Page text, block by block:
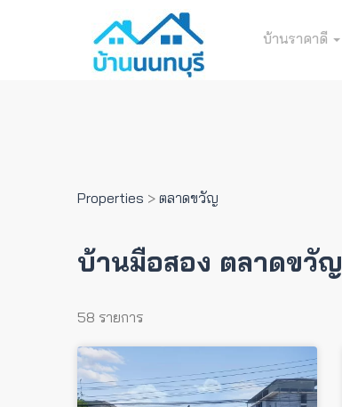
บ้านราคาดี
Properties > ตลาดขวัญ
บ้านมือสอง ตลาดขวัญ
58 รายการ